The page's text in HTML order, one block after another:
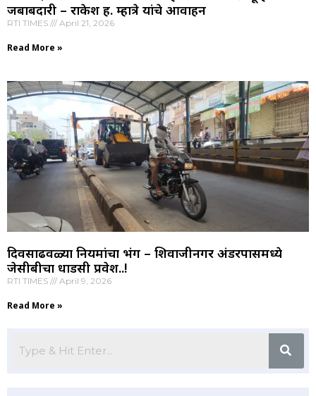
जबाबदारी – राकेश ह. म्हात्रे यांचे आवाहन
RTI TIMES April 21, 2026
Read More »
दिवसाढवळ्या नियमांचा भंग – शिवाजीनगर अंडरपासमध्ये
जेसीबीचा धाडसी प्रवेश..!
RTI TIMES April 9, 2026
Read More »